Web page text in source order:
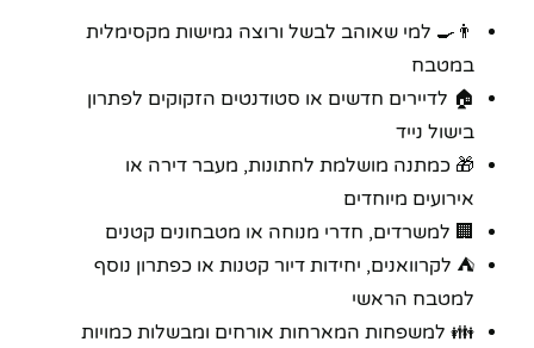
👨‍🍳 למי שאוהב לבשל ורוצה גמישות מקסימלית
במטבח
🏠 לדיירים חדשים או סטודנטים הזקוקים לפתרון
בישול נייד
🎁 כמתנה מושלמת לחתונות, מעבר דירה או
אירועים מיוחדים
🏢 למשרדים, חדרי מנוחה או מטבחונים קטנים
⛺ לקרוואנים, יחידות דיור קטנות או כפתרון נוסף
למטבח הראשי
👪 למשפחות המארחות אורחים ומבשלות כמויות